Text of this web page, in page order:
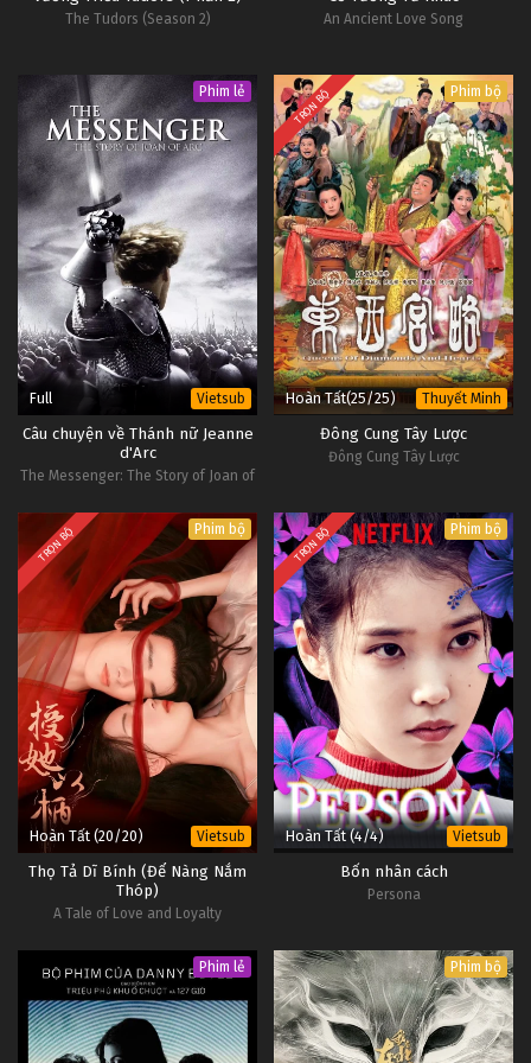
The Tudors (Season 2) An Ancient Love Song
Phim lẻ
Full Vietsub
Câu chuyện về Thánh nữ Jeanne
d'Arc
The Messenger: The Story of Joan of
TRỌN BỘ Phim bộ
Hoàn Tất(25/25) Thuyết Minh
Đông Cung Tây Lược
Đông Cung Tây Lược
TRỌN BỘ Phim bộ
Hoàn Tất (20/20) Vietsub
Thọ Tả Dĩ Bính (Để Nàng Nắm
Thóp)
A Tale of Love and Loyalty
TRỌN BỘ Phim bộ
Hoàn Tất (4/4) Vietsub
Bốn nhân cách
Persona
Phim lẻ Phim bộ